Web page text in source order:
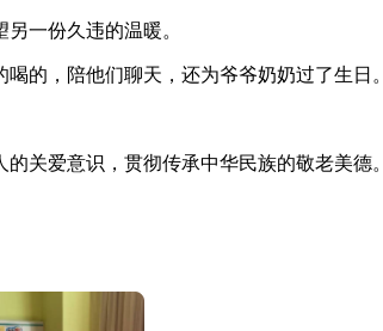
一份久违的温暖。
的，陪他们聊天，还为爷爷奶奶过了生日。
关爱意识，贯彻传承中华民族的敬老美德。